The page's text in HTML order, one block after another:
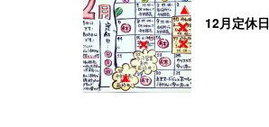
12月定休